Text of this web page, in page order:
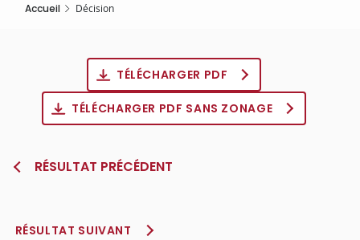
Accueil Décision
TÉLÉCHARGER PDF
TÉLÉCHARGER PDF SANS ZONAGE
RÉSULTAT PRÉCÉDENT
RÉSULTAT SUIVANT